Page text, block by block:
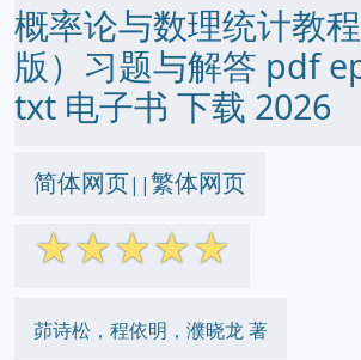
概率论与数理统计教
版）习题与解答 pdf
txt 电子书 下载 2026
简体网页||繁体网页
☆☆☆☆☆
茆诗松，程依明，濮晓龙 著